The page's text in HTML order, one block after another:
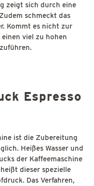
zeigt sich durch eine
schmeckt das
Kommt es nicht zur
viel zu hohen
Espresso
ist die Zubereitung
Heißes Wasser und
der Kaffeemaschine
dieser spezielle
Das Verfahren,